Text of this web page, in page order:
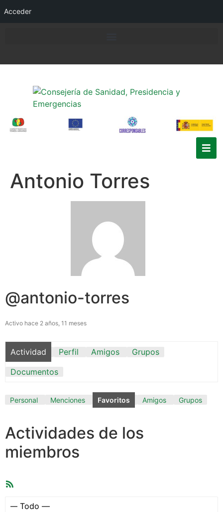
Acceder
Antonio Torres
@antonio-torres
Activo hace 2 años, 11 meses
Actividad Perfil Amigos
Grupos
Documentos
Personal Menciones Favoritos Amigos Grupos
Actividades de los
miembros
Mostrar: